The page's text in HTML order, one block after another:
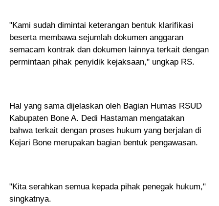
"Kami sudah dimintai keterangan bentuk klarifikasi
beserta membawa sejumlah dokumen anggaran
semacam kontrak dan dokumen lainnya terkait dengan
permintaan pihak penyidik kejaksaan," ungkap RS.
Hal yang sama dijelaskan oleh Bagian Humas RSUD
Kabupaten Bone A. Dedi Hastaman mengatakan
bahwa terkait dengan proses hukum yang berjalan di
Kejari Bone merupakan bagian bentuk pengawasan.
"Kita serahkan semua kepada pihak penegak hukum,"
singkatnya.